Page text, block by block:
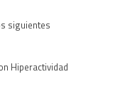
siguientes
Hiperactividad